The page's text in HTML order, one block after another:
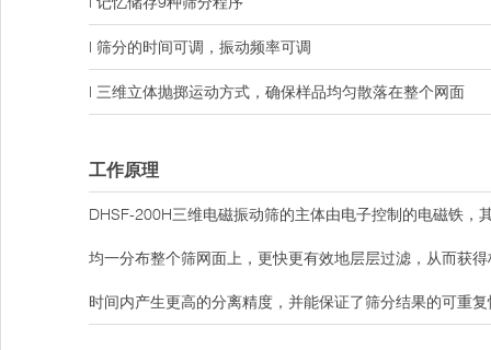
l 筛分的时间可调，振动频率可调
l 三维立体抛掷运动方式，确保样品均匀散落在整个网面
工作原理
DHSF-200H三维电磁振动筛的主体由电子控制的电磁铁
均一分布整个筛网面上，更快更有效地层层过滤，从而获
时间内产生更高的分离精度，并能保证了筛分结果的可重